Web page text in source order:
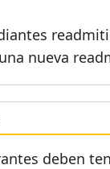
nueva
deben